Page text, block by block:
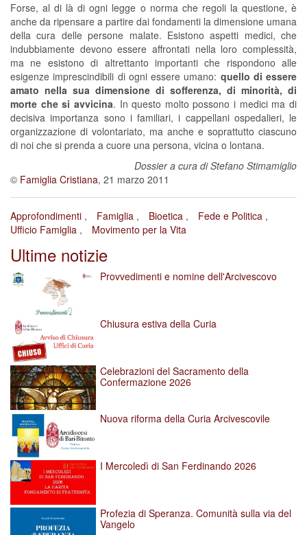
Forse, al di là di ogni legge o norma che regoli la questione, è
anche da ripensare a partire dai fondamenti la dimensione umana
della cura delle persone malate. Esistono aspetti medici, che
indubbiamente devono essere affrontati nella loro complessità,
ma ne esistono di altrettanto importanti che rispondono alle
esigenze imprescindibili di ogni essere umano: quello di essere
amato nella sua dimensione di sofferenza, di minorità, di
morte che si avvicina. In questo molto possono i medici ma di
decisiva importanza sono i familiari, i cappellani ospedalieri, le
organizzazione di volontariato, ma anche e soprattutto ciascuno
di noi che si prenda a cuore una persona, vicina o lontana.
Dossier a cura di Stefano Stimamiglio
© Famiglia Cristiana, 21 marzo 2011
Approfondimenti Famiglia Bioetica
Fede e Politica
Ufficio Famiglia
Movimento per la Vita
Ultime notizie
Provvedimenti e nomine dell'Arcivescovo
Chiusura estiva della Curia
Celebrazioni del Sacramento della
Confermazione 2026
Nuova riforma della Curia Arcivescovile
I Mercoledì di San Ferdinando 2026
Profezia di Speranza. Comunità sulla via del
Vangelo